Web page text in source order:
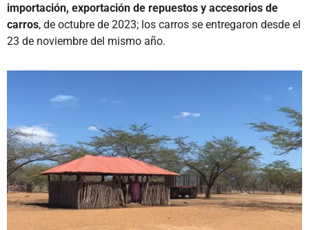
importación, exportación de repuestos y accesorios de
carros, de octubre de 2023; los carros se entregaron desde el
23 de noviembre del mismo año.